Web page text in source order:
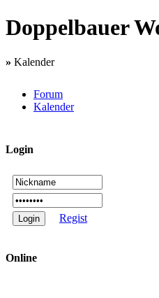
Doppelbauer
» Kalender
Forum
Kalender
Login
Regist
Online